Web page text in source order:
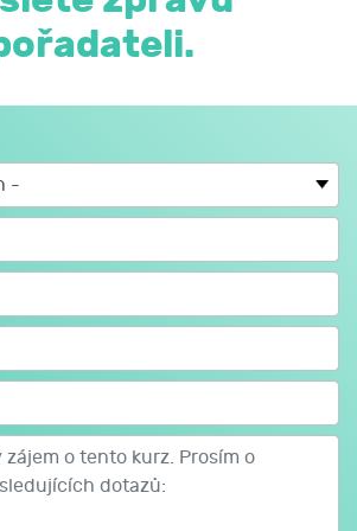
se stanou dopisy přehledné a pro
orientaci.
styl a formální úprava dopisů:
směrnice/pokynu se zaměřením na
v rámci instituce.
každodenních písemných projevech:
kalendářního data přes časové
rozsahy až ke zkratkám,
přídavným jménům (např. 14ti
15 % zastoupení vs. 15% zastoupení).
tabulek do různých typů
projev: doporučení z normy